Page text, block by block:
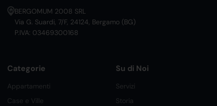
BERGOMUM 2008 SRL
Via G. Suardi, 7/F, 24124, Bergamo (BG)
P.IVA: 03469300168
Categorie
Appartamenti
Case e Ville
Su di Noi
Servizi
Storia